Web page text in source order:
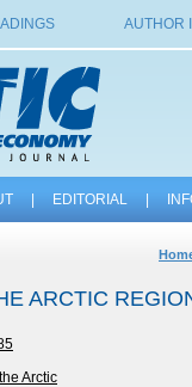
AUTHOR
EDITORIAL
ARCTIC
Arctic